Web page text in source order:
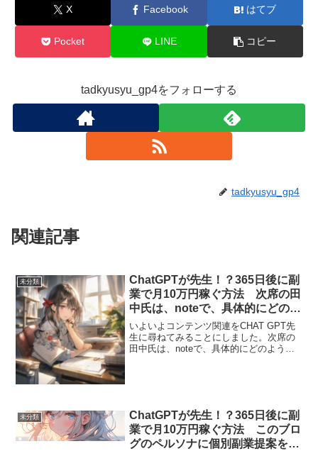
X Facebook はてブ
Pocket LINE コピー
tadkyusyu_gp4をフォローする
tadkyusyu_gp4
関連記事
未分類
ChatGPTが先生！？365日後に副
業で月10万円稼ぐ方法 次席の田
中氏は、noteで、具体的にどのよ
うなコンテンツを書けばいいので
すか？」という話_012
いよいよコンテンツ関連をCHAT GPT先
生に尋ねてみることにしました。次席の
田中氏は、noteで、具体的にどのような
未分類
ChatGPTが先生！？365日後に副
業で月10万円稼ぐ方法 このブロ
グのペルソナに個別副業提案を考